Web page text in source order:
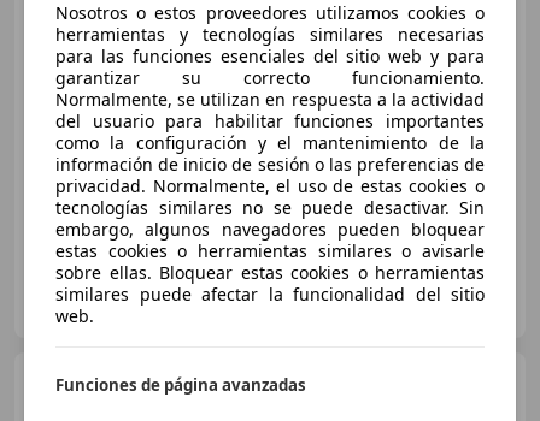
€ 13.618
Buenprecio
09/2016 90.143 km
Electro/Gasolina
100 kW (136 CV)
AUTOHERO VALENCIA
ES-46014 Valencia
Toyota Auris
Nosotros o estos proveedores utilizamos cookies o
herramientas y tecnologías similares necesarias
para las funciones esenciales del sitio web y para
garantizar su correcto funcionamiento.
Normalmente, se utilizan en respuesta a la actividad
del usuario para habilitar funciones importantes
como la configuración y el mantenimiento de la
información de inicio de sesión o las preferencias de
privacidad. Normalmente, el uso de estas cookies o
tecnologías similares no se puede desactivar. Sin
embargo, algunos navegadores pueden bloquear
estas cookies o herramientas similares o avisarle
sobre ellas. Bloquear estas cookies o herramientas
similares puede afectar la funcionalidad del sitio
web.
Funciones de página avanzadas